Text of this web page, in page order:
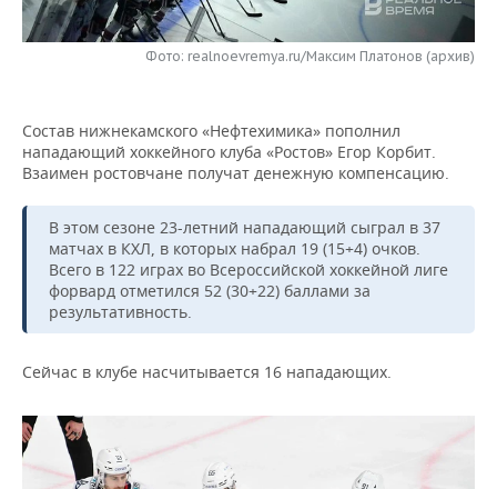
НЕФТЕХИМИЯ
ЭНЕРГЕТИКА
РОЗНИЧНАЯ ТОРГОВЛЯ
УСЛУГИ
НОВОСТИ ТЕХНОЛОГИЙ
МЕДИА
МЕРОПРИЯТИЯ
ВЫЕЗДНАЯ РЕДАКЦИЯ
ONLINE-КОНФЕРЕНЦИИ
ОТКРЫТАЯ ЛЕКЦИЯ
НОВОСТИ СПОРТА
ХОККЕЙ
БАСКЕТБОЛ
ФИГУРНОЕ КАТАНИЕ
ОБЩЕСТВО
ВЛАСТЬ
ИНФРАСТРУКТУРА
МЕДИЦИНА
СЮЖЕТЫ
СПРАВОЧНИК
Фото: realnoevremya.ru/Максим Платонов (архив)
Состав нижнекамского «Нефтехимика» пополнил
нападающий хоккейного клуба «Ростов» Егор Корбит.
Взаимен ростовчане получат денежную компенсацию.
В этом сезоне 23-летний нападающий сыграл в 37
матчах в КХЛ, в которых набрал 19 (15+4) очков.
Всего в 122 играх во Всероссийской хоккейной лиге
форвард отметился 52 (30+22) баллами за
результативность.
Сейчас в клубе насчитывается 16 нападающих.